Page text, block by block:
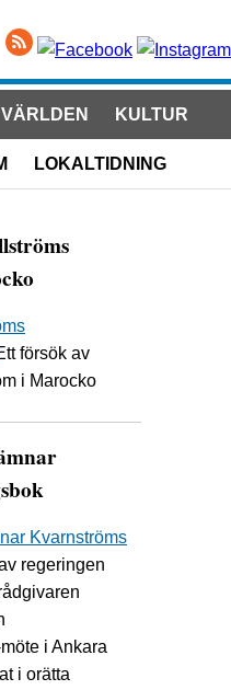
VÄRLDEN KULTUR
LOKALTIDNING
försök av
i Marocko
Kvarnströms
regeringen
i Ankara
i orätta